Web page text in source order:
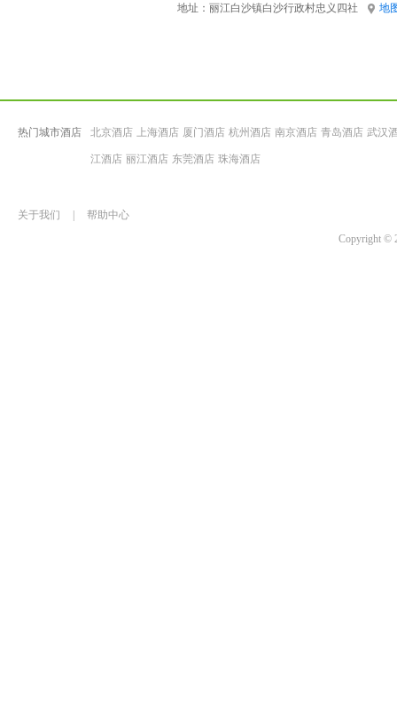
地址： 丽江白沙镇白沙行政村忠义四社 地
热门城市酒店 北京酒店 上海酒店 厦门酒店 杭州酒店 南京酒店 青岛酒店 武汉
江酒店 丽江酒店 东莞酒店 珠海酒店
关于我们
帮助中心
Copyright ©